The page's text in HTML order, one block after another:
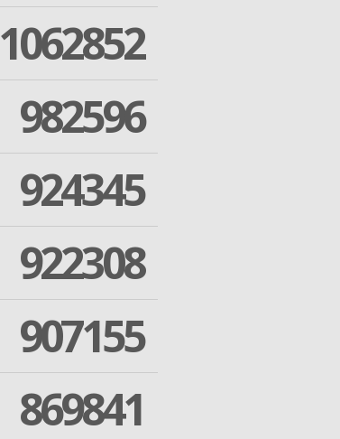
1062852
982596
924345
922308
907155
869841